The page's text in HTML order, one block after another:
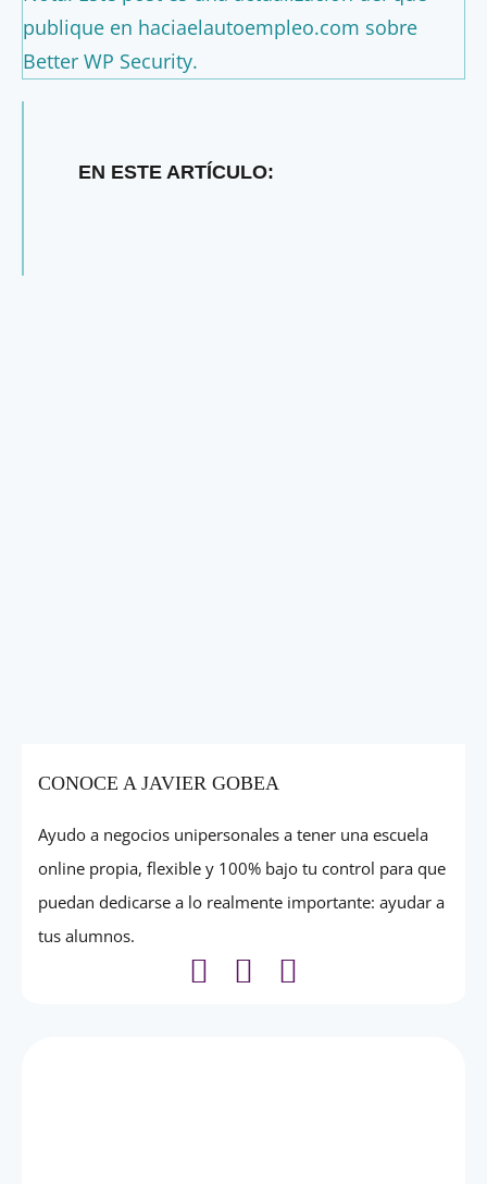
publique en haciaelautoempleo.com sobre
Better WP Security.
EN ESTE ARTÍCULO:
CONOCE A JAVIER GOBEA
Ayudo a negocios unipersonales a tener una escuela
online propia, flexible y 100% bajo tu control para que
puedan dedicarse a lo realmente importante: ayudar a
tus alumnos.